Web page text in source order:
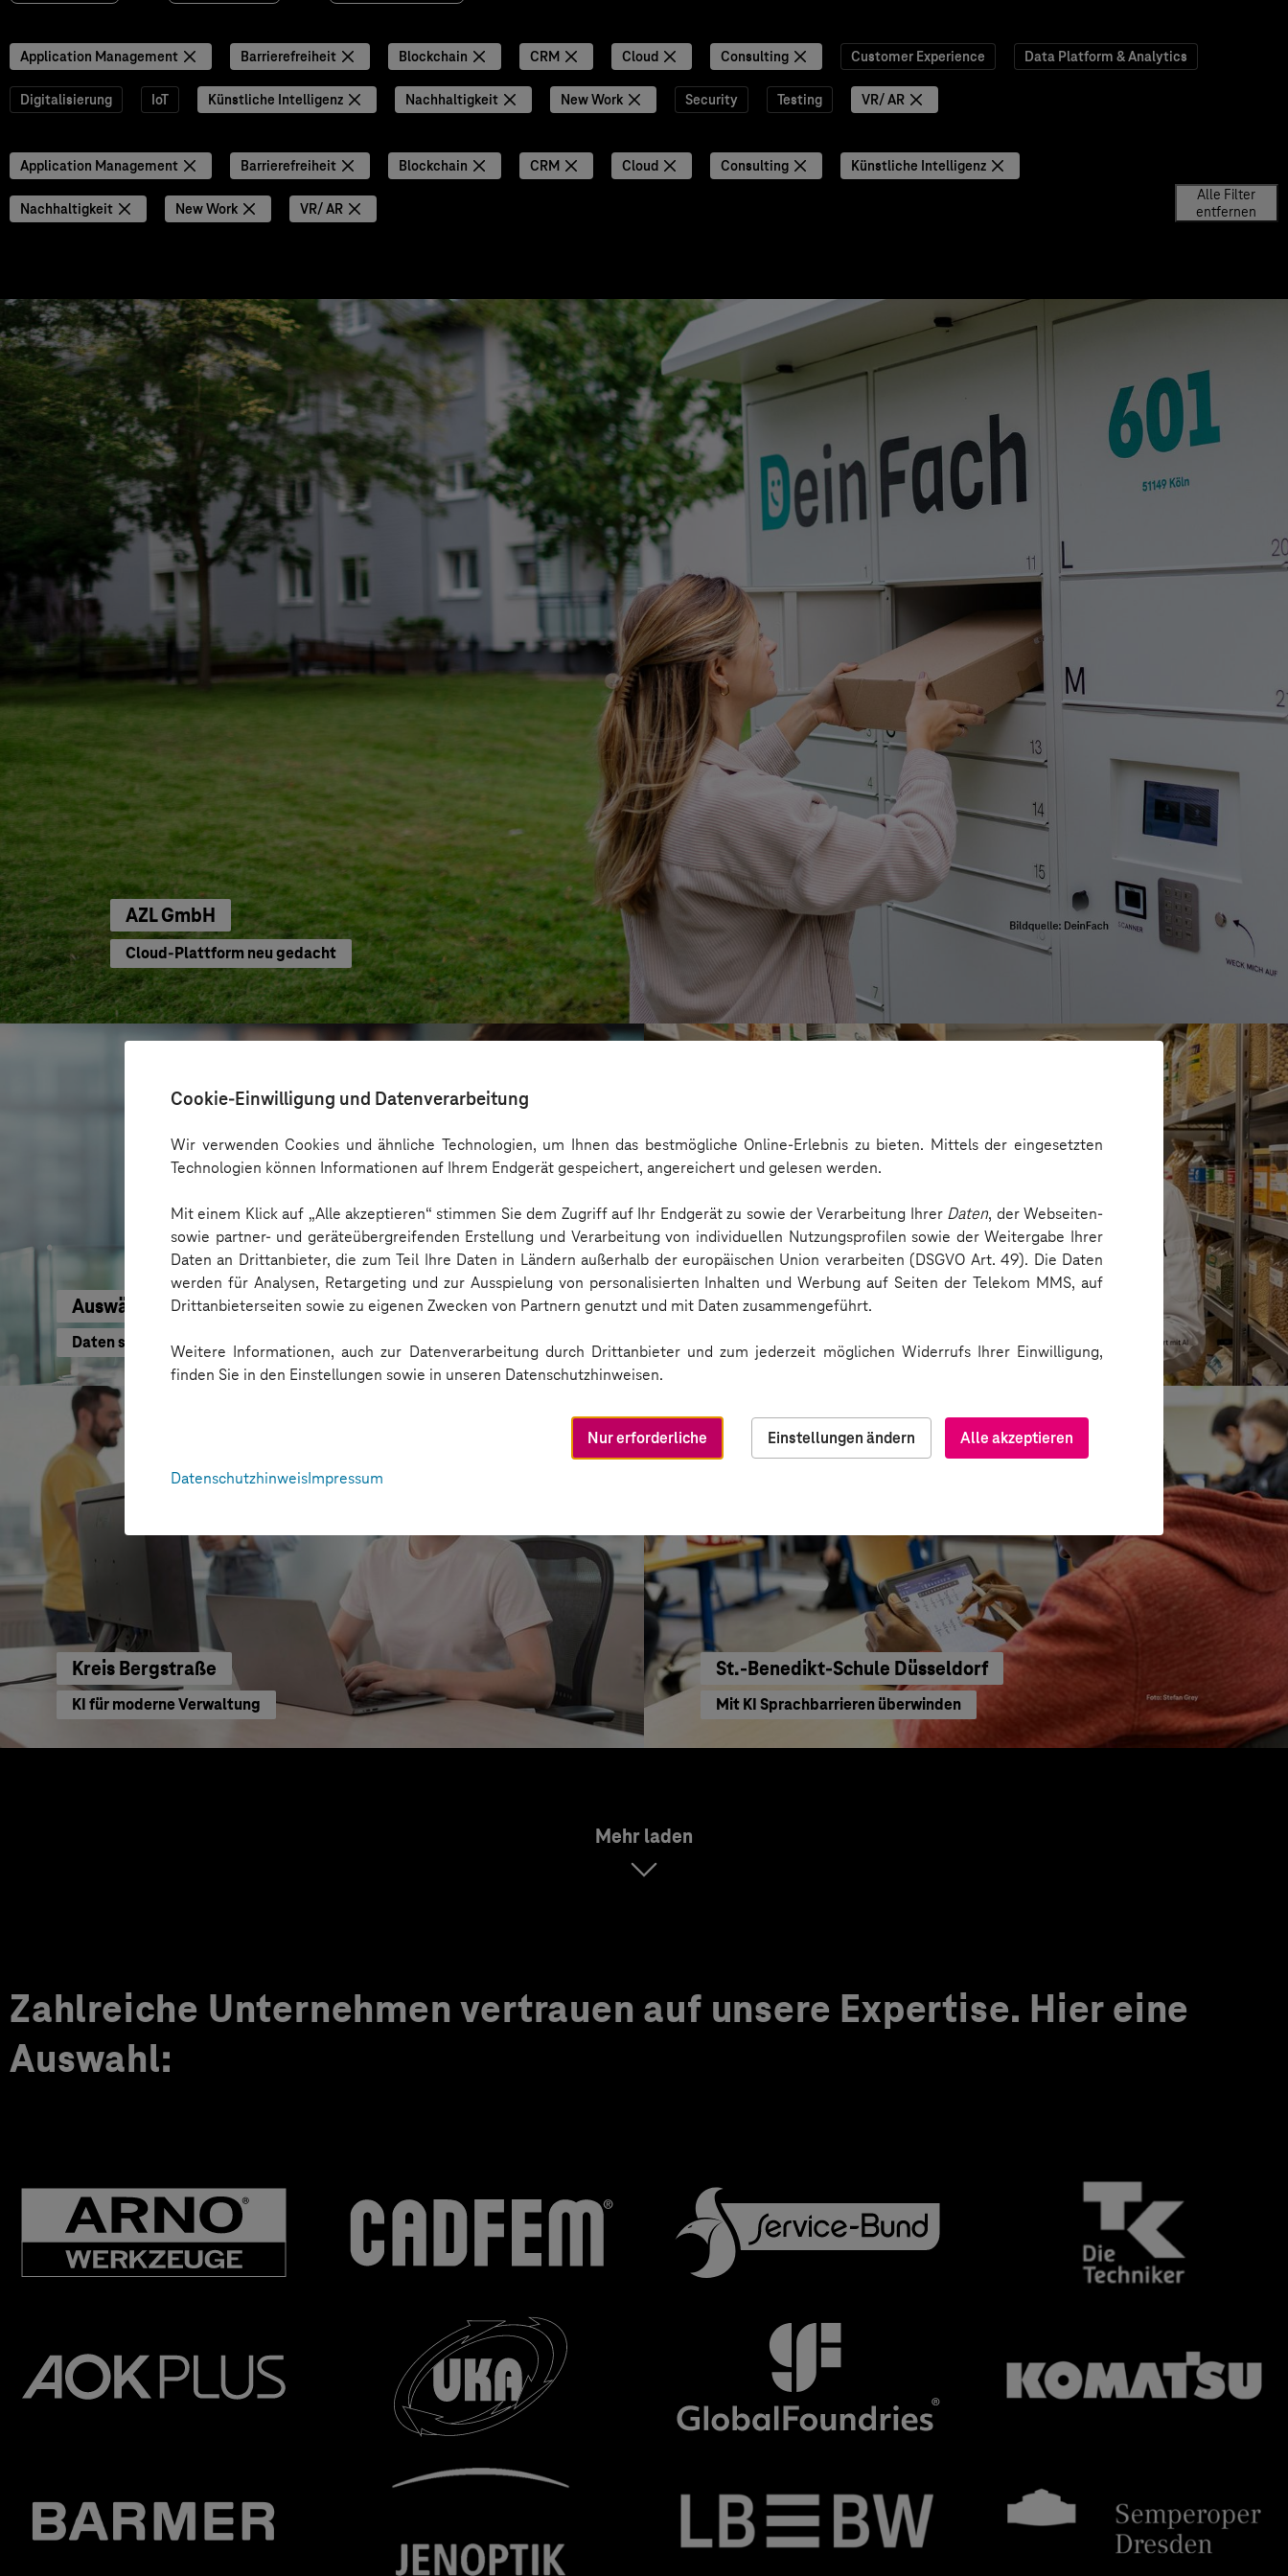
Cookie-Einwilligung und Datenverarbeitung
Wir verwenden Cookies und ähnliche Technologien, um Ihnen das bestmögliche Online-Erlebnis zu bieten. Mittels der eingesetzten
Technologien können Informationen auf Ihrem Endgerät gespeichert, angereichert und gelesen werden.
Mit einem Klick auf „Alle akzeptieren“ stimmen Sie dem Zugriff auf Ihr Endgerät zu sowie der Verarbeitung Ihrer Daten, der Webseiten-
sowie partner- und geräteübergreifenden Erstellung und Verarbeitung von individuellen Nutzungsprofilen sowie der Weitergabe Ihrer
Daten an Drittanbieter, die zum Teil Ihre Daten in Ländern außerhalb der europäischen Union verarbeiten (DSGVO Art. 49). Die Daten
werden für Analysen, Retargeting und zur Ausspielung von personalisierten Inhalten und Werbung auf Seiten der Telekom MMS, auf
Drittanbieterseiten sowie zu eigenen Zwecken von Partnern genutzt und mit Daten zusammengeführt.
Weitere Informationen, auch zur Datenverarbeitung durch Drittanbieter und zum jederzeit möglichen Widerrufs Ihrer Einwilligung,
finden Sie in den Einstellungen sowie in unseren Datenschutzhinweisen.
Alle akzeptieren
Nur erforderliche
Einstellungen ändern
DatenschutzhinweisImpressum
Application Management Barrierefreiheit Blockchain CRM Cloud Consulting Customer Experience Data Platform & Analytics
Digitalisierung IoT Künstliche Intelligenz Nachhaltigkeit New Work Security Testing VR/ AR
Application Management Barrierefreiheit Blockchain CRM Cloud Consulting Künstliche Intelligenz
Nachhaltigkeit New Work VR/ AR
Alle Filter
entfernen
AZL GmbH
Cloud-Plattform neu gedacht
Auswärtiges Amt
Daten schneller nutzen
Service-Bund
Einkaufen mit KI neu gedacht
Kreis Bergstraße
KI für moderne Verwaltung
St.-Benedikt-Schule Düsseldorf
Mit KI Sprachbarrieren überwinden
Mehr laden
Zahlreiche Unternehmen vertrauen auf unsere Expertise. Hier eine
Auswahl: